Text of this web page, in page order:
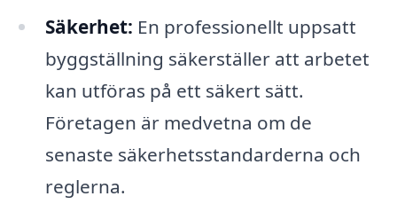
Säkerhet: En professionellt uppsatt
byggställning säkerställer att arbetet
kan utföras på ett säkert sätt.
Företagen är medvetna om de
senaste säkerhetsstandarderna och
reglerna.